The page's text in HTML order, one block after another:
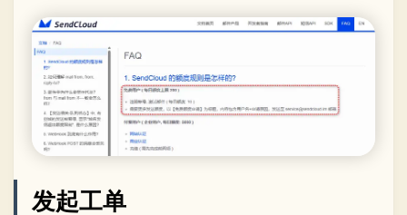
发起工单